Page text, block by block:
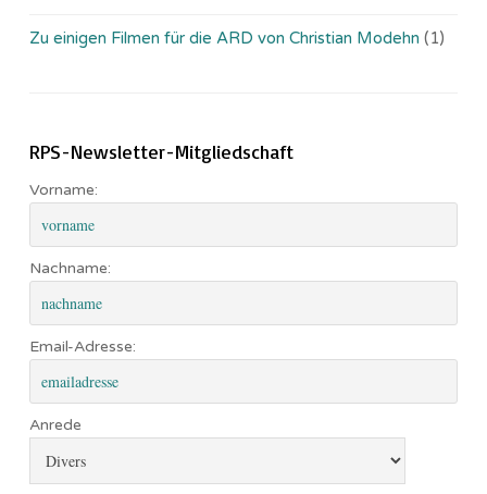
Zu einigen Filmen für die ARD von Christian Modehn (1)
RPS-Newsletter-Mitgliedschaft
Vorname:
Nachname:
Email-Adresse:
Anrede